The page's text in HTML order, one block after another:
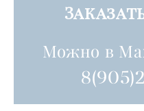
Можно в